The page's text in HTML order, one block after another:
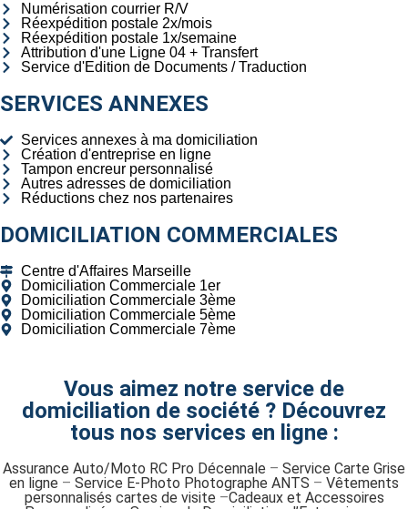
Numérisation courrier R/V
Réexpédition postale 2x/mois
Réexpédition postale 1x/semaine
Attribution d'une Ligne 04 + Transfert
Service d'Edition de Documents / Traduction
SERVICES ANNEXES
Services annexes à ma domiciliation
Création d'entreprise en ligne
Tampon encreur personnalisé
Autres adresses de domiciliation
Réductions chez nos partenaires
DOMICILIATION COMMERCIALES
Centre d'Affaires Marseille
Domiciliation Commerciale 1er
Domiciliation Commerciale 3ème
Domiciliation Commerciale 5ème
Domiciliation Commerciale 7ème
Vous aimez notre service de
domiciliation de société ? Découvrez
tous nos services en ligne :
Assurance Auto/Moto RC Pro Décennale – Service Carte Grise
en ligne – Service E-Photo Photographe ANTS – Vêtements
personnalisés cartes de visite –Cadeaux et Accessoires